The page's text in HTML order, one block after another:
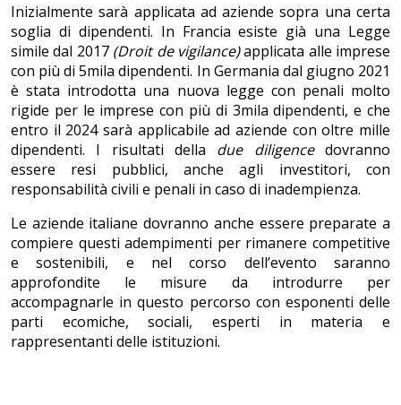
Inizialmente sarà applicata ad aziende sopra una certa
soglia di dipendenti. In Francia esiste già una Legge
simile dal 2017 (Droit de vigilance)applicata alle imprese
con più di 5mila dipendenti. In Germania dal giugno 2021
è stata introdotta una nuova legge con penali molto
rigide per le imprese con più di 3mila dipendenti, e che
entro il 2024 sarà applicabile ad aziende con oltre mille
dipendenti. I risultati della due diligencedovranno
essere resi pubblici, anche agli investitori, con
responsabilità civili e penali in caso di inadempienza.
Le aziende italiane dovranno anche essere preparate a
compiere questi adempimenti per rimanere competitive
e sostenibili, e nel corso dell’evento saranno
approfondite le misure da introdurre per
accompagnarle in questo percorso con esponenti delle
parti ecomiche, sociali, esperti in materia e
rappresentanti delle istituzioni.